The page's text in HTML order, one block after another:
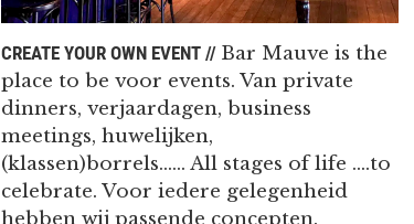
CREATE YOUR OWN EVENT // Bar Mauve is the
place to be voor events. Van private
dinners, verjaardagen, business
meetings, huwelijken,
(klassen)borrels...... All stages of life ....to
celebrate. Voor iedere gelegenheid
hebben wij passende concepten.